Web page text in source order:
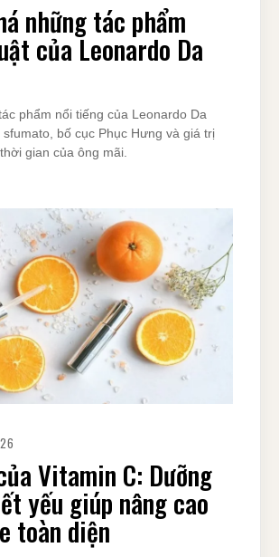
những tác phẩm
của Leonardo Da
phẩm nổi tiếng của Leonardo Da
sfumato, bố cục Phục Hưng và giá trị
gian của ông mãi.
Vitamin C: Dưỡng
yếu giúp nâng cao
toàn diện